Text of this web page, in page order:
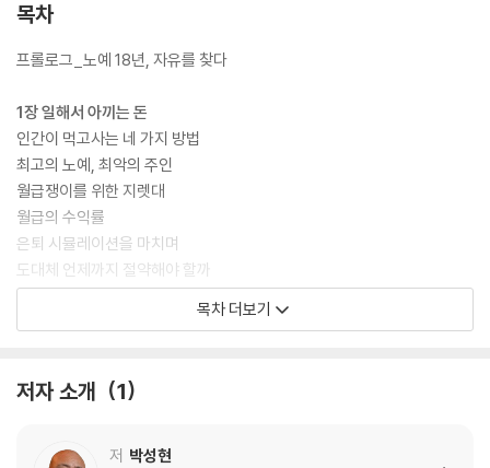
목차
프롤로그_노예 18년, 자유를 찾다
1장 일해서 아끼는 돈
인간이 먹고사는 네 가지 방법
최고의 노예, 최악의 주인
월급쟁이를 위한 지렛대
월급의 수익률
은퇴 시뮬레이션을 마치며
도대체 언제까지 절약해야 할까
소비의 다운사이징은 재산의 업사이징
문맹보다 심각한 금맹
저축의 한계, 투자의 신세계
목차 더보기
저자 소개 1
저 박성현